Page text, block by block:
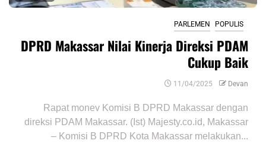
PARLEMEN POPULIS
DPRD Makassar Nilai Kinerja Direksi PDAM
Cukup Baik
11/04/2025 Devan
Rapat monev Komisi B DPRD Makassar dengan
direksi PDAM Makassar. (Ist) Majesty.co.id, Makassar
– Komisi B DPRD Kota Makassar melakukan...